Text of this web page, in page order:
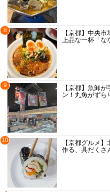
8
【京都】中央
上品な一杯「な
9
【京都】魚卸
ン！丸魚がずら
10
【京都グルメ
作る、具だくさ